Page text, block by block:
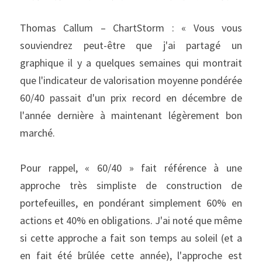
Thomas Callum – ChartStorm : « Vous vous
souviendrez peut-être que j'ai partagé un
graphique il y a quelques semaines qui montrait
que l'indicateur de valorisation moyenne pondérée
60/40 passait d'un prix record en décembre de
l'année dernière à maintenant légèrement bon
marché.
Pour rappel, « 60/40 » fait référence à une
approche très simpliste de construction de
portefeuilles, en pondérant simplement 60% en
actions et 40% en obligations. J'ai noté que même
si cette approche a fait son temps au soleil (et a
en fait été brûlée cette année), l'approche est